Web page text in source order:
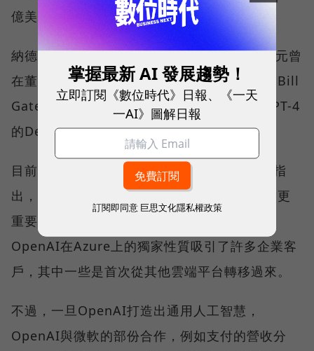
億美元左右。
納德拉透露，微軟早期對OpenAI投資10億美元曾
在董事會引發爭議，微軟創辦人比爾．蓋茲（Bill
Gates）最初也抱持質疑的態度，直到看到GPT-4
的Demo後才對OpenAI的技術完全信服。
目前微軟持有OpenAI約27%的股份。納德拉指
出，這項合作對微軟的價值不僅僅只是股權，更
重要的是7年內OpenAI模型及IP的免費授權。
OpenAI在Azure上的獨家性質吸引了許多企業客
戶，其中一些是首次從其他雲端平台轉移過來。
不過，一旦OpenAI打造出通用人工智慧，
OpenAI與微軟的部份合作，例如支付的營收分
掌握最新 AI 發展趨勢！
立即訂閱《數位時代》日報、《一天
一AI》圖解日報
訂閱即同意 巨思文化隱私權政策